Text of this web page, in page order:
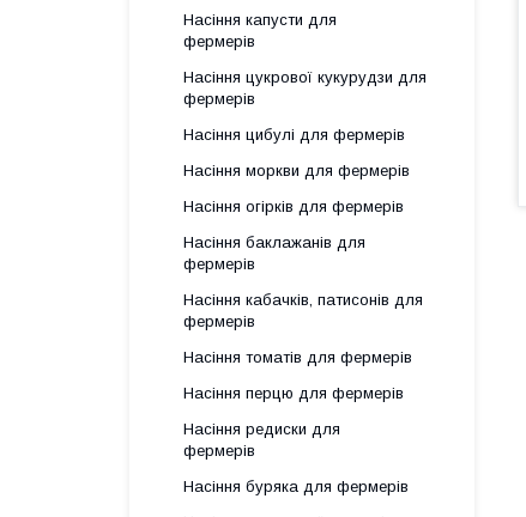
Насіння капусти для
фермерів
Насіння цукрової кукурудзи для
фермерів
Насіння цибулі для фермерів
Насіння моркви для фермерів
Насіння огірків для фермерів
Насіння баклажанів для
фермерів
Насіння кабачків, патисонів для
фермерів
Насіння томатів для фермерів
Насіння перцю для фермерів
Насіння редиски для
фермерів
Насіння буряка для фермерів